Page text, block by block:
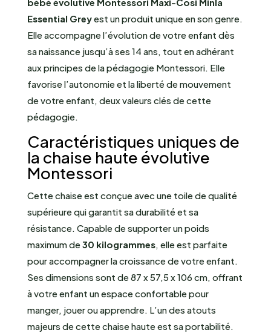
bébé évolutive Montessori Maxi-Cosi Minla
Essential Greyest un produit unique en son genre.
Elle accompagne l’évolution de votre enfant dès
sa naissance jusqu’à ses 14 ans, tout en adhérant
aux principes de la pédagogie Montessori. Elle
favorise l’autonomie et la liberté de mouvement
de votre enfant, deux valeurs clés de cette
pédagogie.
Caractéristiques uniques de
la chaise haute évolutive
Montessori
Cette chaise est conçue avec une toile de qualité
supérieure qui garantit sa durabilité et sa
résistance. Capable de supporter un poids
maximum de30 kilogrammes, elle est parfaite
pour accompagner la croissance de votre enfant.
Ses dimensions sont de 87 x 57,5 x 106 cm, offrant
à votre enfant un espace confortable pour
manger, jouer ou apprendre. L’un des atouts
majeurs de cette chaise haute est sa portabilité.